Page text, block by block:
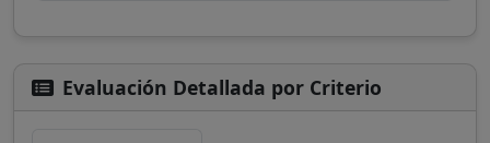
Evaluación Detallada por Criterio